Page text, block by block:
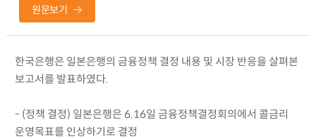
원문보기
한국은행은 일본은행의 금융정책 결정 내용 및 시장 반응을 살펴본
보고서를 발표하였다.
- (정책 결정) 일본은행은 6.16일 금융정책결정회의에서 콜금리
운영목표를 인상하기로 결정